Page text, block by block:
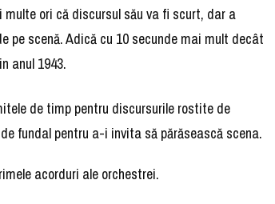
ori că discursul său va fi scurt, dar a
pe scenă. Adică cu 10 secunde mai mult decât
anul 1943.
de timp pentru discursurile rostite de
fundal pentru a-i invita să părăsească scena.
acorduri ale orchestrei.